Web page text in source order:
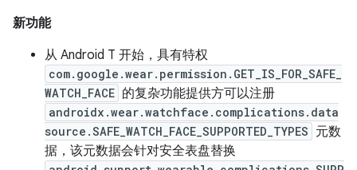
新功能
从 Android T 开始，具有特权
com.google.wear.permission.GET_IS_FOR_SAFE_
WATCH_FACE 的复杂功能提供方可以注册
androidx.wear.watchface.complications.data
source.SAFE_WATCH_FACE_SUPPORTED_TYPES 元数
据，该元数据会针对安全表盘替换